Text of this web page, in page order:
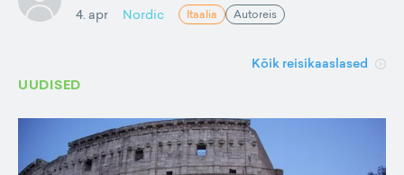
4. apr Nordic Itaalia Autoreis
Kõik reisikaaslased
UUDISED